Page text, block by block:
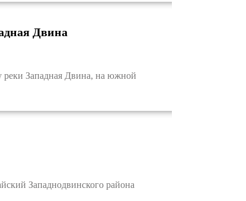
Двина
Западная Двина, на южной
Западнодвинского района